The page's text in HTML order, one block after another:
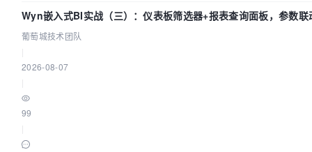
Wyn嵌入式BI实战（三）：仪表板筛选器+报表查询面板，参数联
葡萄城技术团队
2026-08-07
99